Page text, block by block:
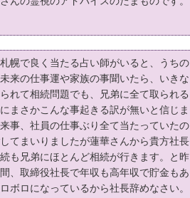
幌で良く当たる占い師がいると、うちの
来の仕事運や家族の事聞いたら、いきな
れて相続問題でも、兄弟に全て取られる
まさかこんな事起きる訳が無いと信じま
事、社員の仕事ぶり全て当たっていたの
てまいりましたが蓮華さんから貴方社長
も兄弟にほとんど相続が行きます。と昨
、取締役社長で年収も高年収で貯金もあ
ボロになっているから社長辞めなさい。